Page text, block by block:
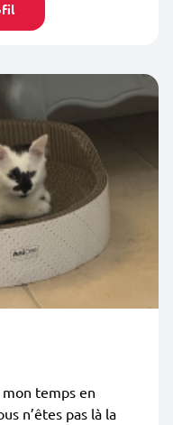
temps en
n’êtes pas là la